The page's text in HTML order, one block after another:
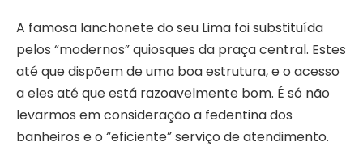
A famosa lanchonete do seu Lima foi substituída
pelos “modernos” quiosques da praça central. Estes
até que dispõem de uma boa estrutura, e o acesso
a eles até que está razoavelmente bom. É só não
levarmos em consideração a fedentina dos
banheiros e o “eficiente” serviço de atendimento.